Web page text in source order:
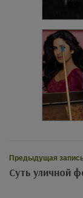
Предыдущая
Суть уличной